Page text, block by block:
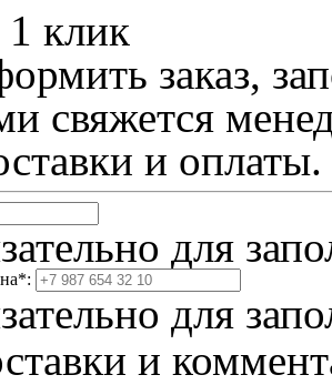
клик
заказ,
свяжется
и оплаты.
для
*:
для
и